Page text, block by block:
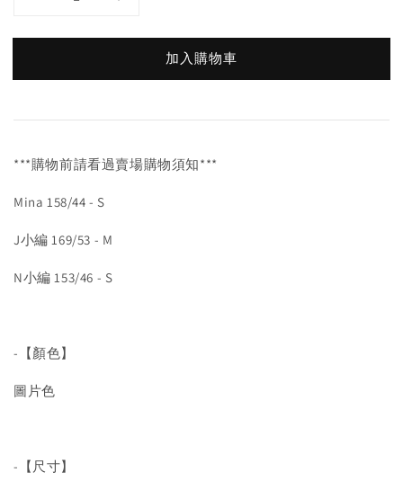
加入購物車
***購物前請看過賣場購物須知***
Mina 158/44 - S
J小編 169/53 - M
N小編 153/46 - S
-【顏色】
圖片色
-【尺寸】